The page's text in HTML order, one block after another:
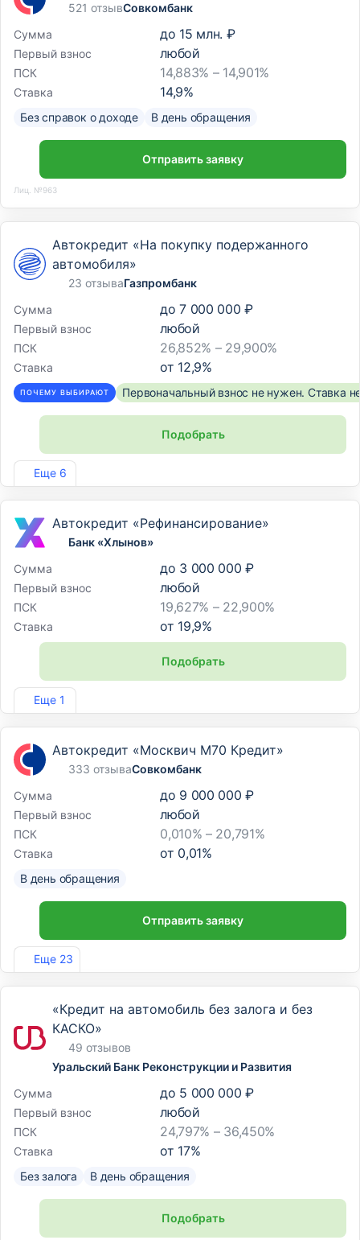
521 отзывСовкомбанк
Сумма
до 15 млн. ₽
Первый взнос любой
ПСК 14,883% – 14,901%
Ставка 14,9%
Без справок о доходе В день обращения
Отправить заявку
Лиц. №963
Еще 6
Автокредит «На покупку подержанного
автомобиля»
23 отзываГазпромбанк
Сумма
до 7 000 000 ₽
Первый взнос любой
ПСК 26,852% – 29,900%
Ставка от 12,9%
ПОЧЕМУ ВЫБИРАЮТ Первоначальный взнос не нужен. Ставка
Подобрать
Лиц. №354
Еще 1
Автокредит «Рефинансирование»
Банк «Хлынов»
Сумма
до 3 000 000 ₽
Первый взнос любой
ПСК 19,627% – 22,900%
Ставка от 19,9%
Подобрать
Лиц. №254
Еще 23
Автокредит «Москвич М70 Кредит»
333 отзываСовкомбанк
Сумма
до 9 000 000 ₽
Первый взнос любой
ПСК 0,010% – 20,791%
Ставка от 0,01%
В день обращения
Отправить заявку
Лиц. №963
«Кредит на автомобиль без залога и без
КАСКО»
49 отзывов
Уральский Банк Реконструкции и Развития
Сумма
до 5 000 000 ₽
Первый взнос любой
ПСК 24,797% – 36,450%
Ставка от 17%
Без залога В день обращения
Подобрать